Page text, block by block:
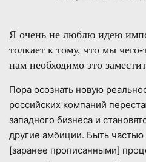
Я очень не люблю идею
толкает к тому, что мы
нам необходимо это
Пора осознать новую
российских компаний
западного бизнеса и
другие амбиции. Быть
[заранее прописанными]